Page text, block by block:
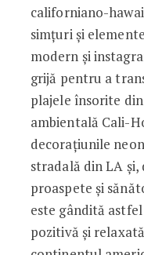
californiano-
simțuri și
modern și
grijă pentru a
plajele însorite
ambientală Cali-
decorațiunile
stradală din LA
proaspete și
este gândită
pozitivă și